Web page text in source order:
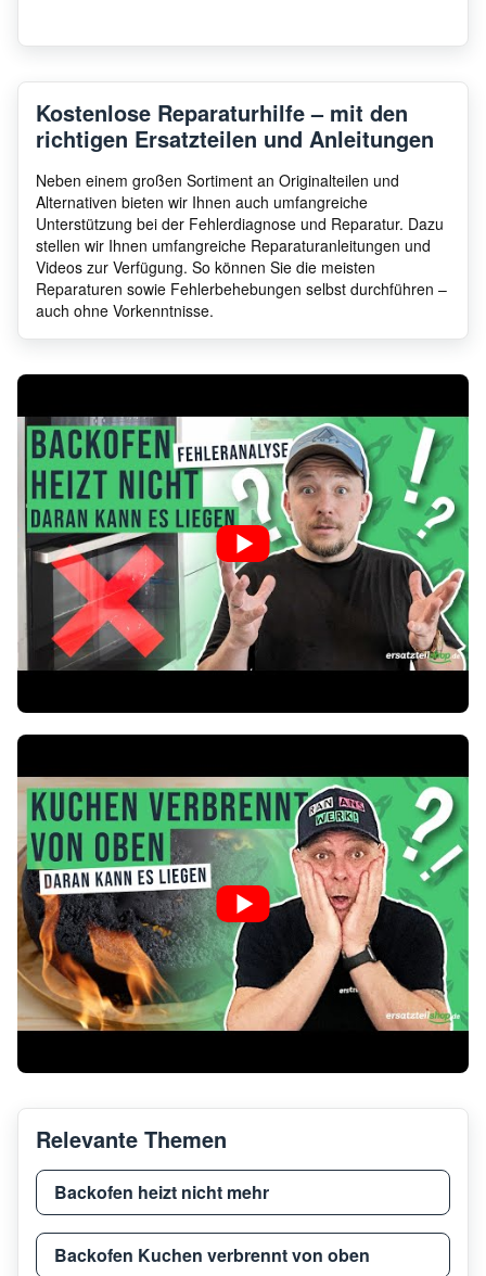
Kostenlose Reparaturhilfe – mit den
richtigen Ersatzteilen und Anleitungen
Neben einem großen Sortiment an Originalteilen und
Alternativen bieten wir Ihnen auch umfangreiche
Unterstützung bei der Fehlerdiagnose und Reparatur. Dazu
stellen wir Ihnen umfangreiche Reparaturanleitungen und
Videos zur Verfügung. So können Sie die meisten
Reparaturen sowie Fehlerbehebungen selbst durchführen –
auch ohne Vorkenntnisse.
Relevante Themen
Backofen heizt nicht mehr
Backofen Kuchen verbrennt von oben